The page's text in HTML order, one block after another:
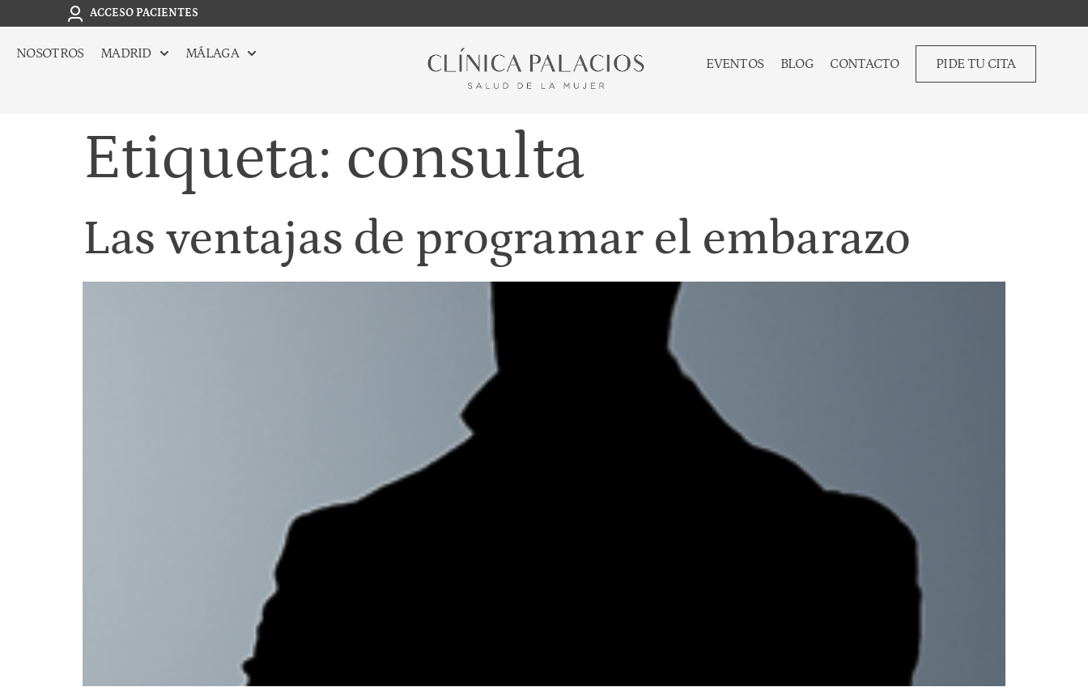
ACCESO PACIENTES
NOSOTROS MADRID MÁLAGA
EVENTOS BLOG CONTACTO PIDE TU CITA
Etiqueta: consulta
Las ventajas de programar el embarazo